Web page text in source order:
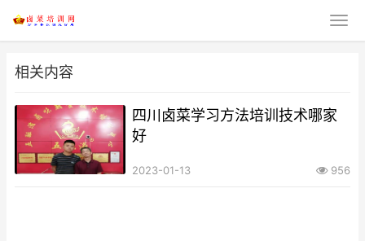
相关内容
四川卤菜学习方法培训技术哪家
好
2023-01-13 956